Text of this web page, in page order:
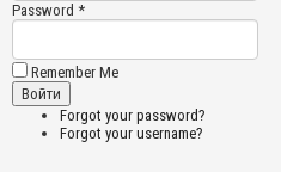
Password *
Remember Me
Forgot your password?
Forgot your username?